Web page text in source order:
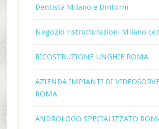
Dentista Milano e Dintorni
Negozio ristrutturazioni Milano
RICOSTRUZIONE UNGHIE ROMA
AZIENDA IMPIANTI DI
ROMA
ANDROLOGO SPECIALIZZATO